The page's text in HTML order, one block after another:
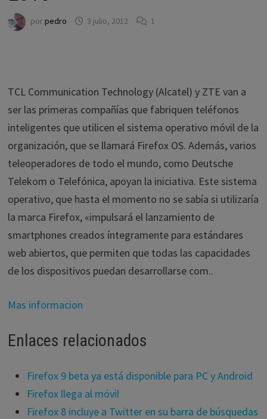
porpedro 3 julio, 2012 1
TCL Communication Technology (Alcatel) y ZTE van a
ser las primeras compañías que fabriquen teléfonos
inteligentes que utilicen el sistema operativo móvil de la
organización, que se llamará Firefox OS. Además, varios
teleoperadores de todo el mundo, como Deutsche
Telekom o Telefónica, apoyan la iniciativa. Este sistema
operativo, que hasta el momento no se sabía si utilizaría
la marca Firefox, «impulsará el lanzamiento de
smartphones creados íntegramente para estándares
web abiertos, que permiten que todas las capacidades
de los dispositivos puedan desarrollarse com..
Mas informacion
Enlaces relacionados
Firefox 9 beta ya está disponible para PC y Android
Firefox llega al móvil
Firefox 8 incluye a Twitter en su barra de búsquedas